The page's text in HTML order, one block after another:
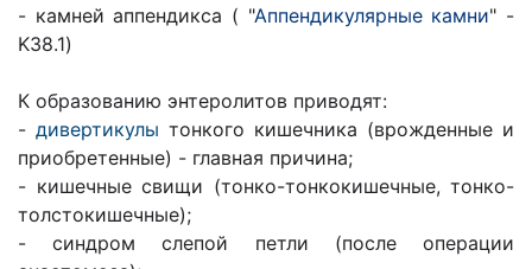
- камней аппендикса ( "Аппендикулярные камни" -
K38.1)
К образованию энтеролитов приводят:
- дивертикулы тонкого кишечника (врожденные и
приобретенные) - главная причина;
- кишечные свищи (тонко-тонкокишечные, тонко-
толстокишечные);
- синдром слепой петли (после операции